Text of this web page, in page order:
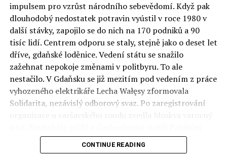
Téměř šestiletou okupaci se Orlikovi podařilo přežít, po
válce dostudoval architekturu a tomuto oboru se ve
svém dalším profesním životě úspěšně věnoval.
Autor: Radek Folprecht, celý text na
technet.idnes.cz
RELATED TOPICS:
UP NEXT
Jak Poláci pomohli rozluštit kód Enigmy
impulsem pro vzrůst národního sebevědomí. Když pak
dlouhodobý nedostatek potravin vyústil v roce 1980 v
další stávky, zapojilo se do nich na 170 podniků a 90
tisíc lidí. Centrem odporu se staly, stejně jako o deset let
dříve, gdaňské loděnice. Vedení státu se snažilo
zažehnat nepokoje změnami v politbyru. To ale
nestačilo. V Gdaňsku se již mezitím pod vedením z práce
vyhozeného elektrikáře Lecha Wałęsy zformovala
Solidarita, nezávislý odborový svaz. Po zaregistrování
„bratrskou“ pomoc z roku 1968. Tamější armáda by se
ale invazi bránila a Sovětský svaz od intervence nakonec
CONTINUE READING